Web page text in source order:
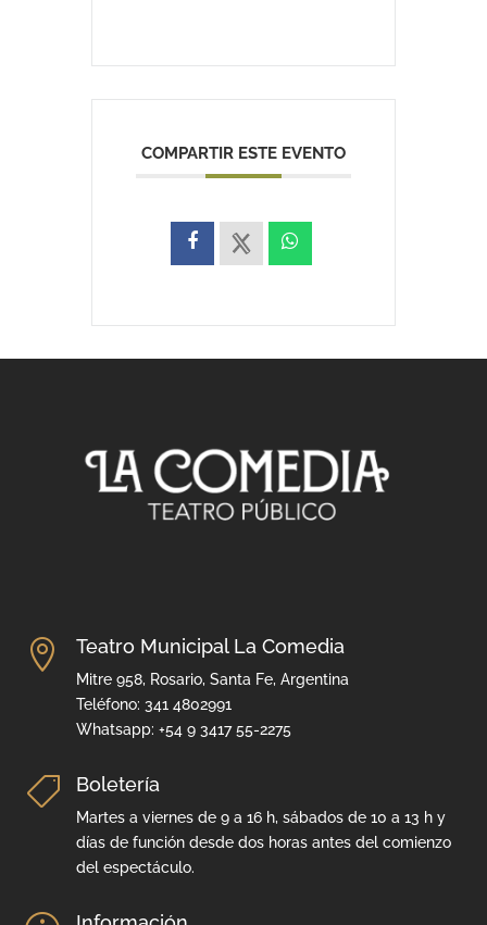
COMPARTIR ESTE EVENTO
 Teatro Municipal La Comedia
Mitre 958, Rosario, Santa Fe, Argentina
Teléfono: 341 4802991
Whatsapp: +54 9 3417 55-2275
 Boletería
Martes a viernes de 9 a 16 h, sábados de 10 a 13 h y
días de función desde dos horas antes del comienzo
del espectáculo.